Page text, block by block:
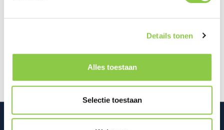
Details tonen
Alles toestaan
Selectie toestaan
Beschrijving
Dit BeHello Gel Wallet Hoesje beschermt zowel de